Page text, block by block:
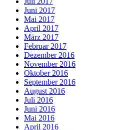
Juni 2017
Mai 2017
April 2017
März 2017
Februar 2017
Dezember 2016
November 2016
Oktober 2016
September 2016
August 2016
Juli 2016
Juni 2016
Mai 2016
April 2016